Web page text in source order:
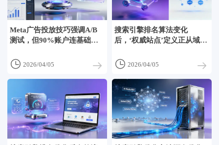
Meta广告投放技巧强调A/B
测试，但90%账户连基础受
 2026/04/05
搜索引擎排名算法变化
后，‘权威站点’定义正从域名
 2026/04/05